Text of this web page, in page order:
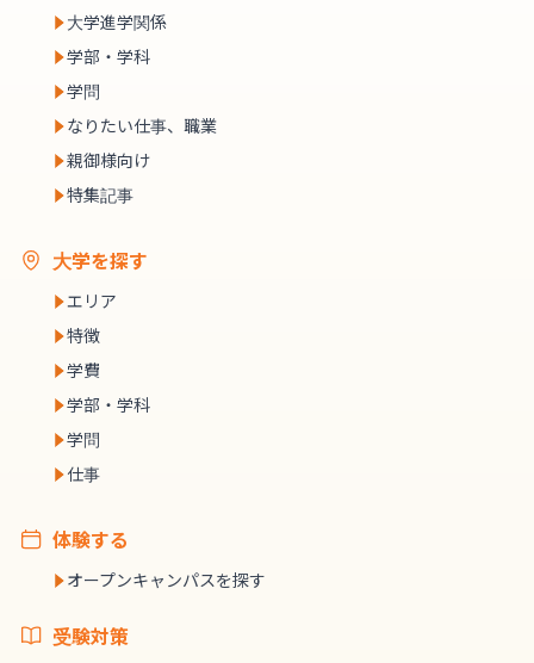
大学進学関係
学部・学科
学問
なりたい仕事、職業
親御様向け
特集記事
大学を探す
エリア
特徴
学費
学部・学科
学問
仕事
体験する
オープンキャンパスを探す
受験対策